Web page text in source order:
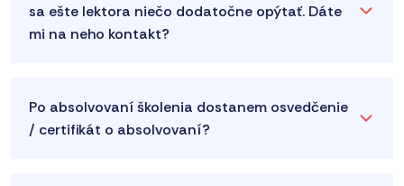
sa ešte lektora niečo dodatočne opýtať. Dáte
mi na neho kontakt?
Po absolvovaní školenia dostanem osvedčenie
/ certifikát o absolvovaní?